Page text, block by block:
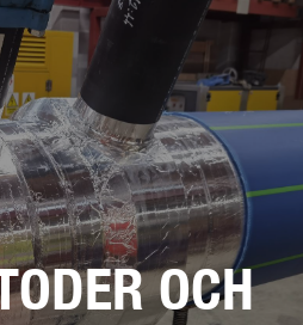
OCH